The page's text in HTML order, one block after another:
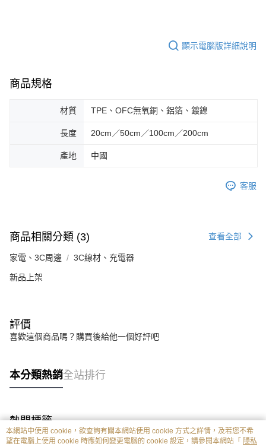
顯示電腦版詳細說明
商品規格
材質 TPE、OFC無氧銅、鋁箔、鍍鎳
長度 20cm／50cm／100cm／200cm
產地 中國
客服
商品相關分類 (3) 查看全部
家電、3C周邊 3C線材、充電器
新品上架
評價
喜歡這個商品嗎？購買後給他一個好評吧
本分類熱銷全站排行
熱門標籤
本網站中使用 cookie，欲查詢有關本網站使用 cookie 方式之詳情，及若您不希
望在電腦上使用 cookie 時應如何變更電腦的 cookie 設定，請參閱本網站「 隱私